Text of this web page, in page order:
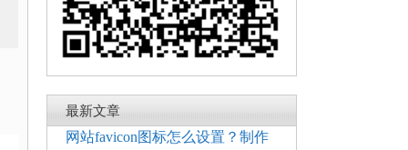
最新文章
网站favicon图标怎么设置？制作